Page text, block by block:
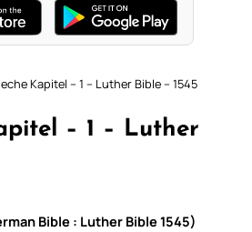
Kapitel – 1 – Luther Bible – 1545
– 1 – Luther
Bible : Luther Bible 1545)